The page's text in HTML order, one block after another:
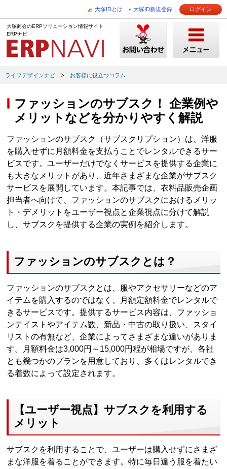
大塚IDとは 大塚ID新規登録 ログイン
大塚商会のERPソリューション情報サイト
ERPナビ
ライフデザインナビ お客様に役立つコラム
ファッションのサブスク！ 企業例や
メリットなどを分かりやすく解説
ファッションのサブスク（サブスクリプション）は、洋服
を購入せずに月額料金を支払うことでレンタルできるサー
ビスです。ユーザーだけでなくサービスを提供する企業に
も大きなメリットがあり、近年さまざまな企業がサブスク
サービスを展開しています。本記事では、衣料品販売企画
担当者へ向けて、ファッションのサブスクにおけるメリッ
ト・デメリットをユーザー視点と企業視点に分けて解説
し、サブスクを提供する企業の実例を紹介します。
ファッションのサブスクとは？
ファッションのサブスクとは、服やアクセサリーなどのア
イテムを購入するのではなく、月額定額料金でレンタルで
きるサービスです。提供するサービス内容は、ファッショ
ンテイストやアイテム数、新品・中古の取り扱い、スタイ
リストの有無など、企業によってさまざまな違いがありま
す。月額料金は3,000円～15,000円程が相場ですが、各社
とも幾つかのプランを用意しており、多くはレンタルでき
る着数によって設定されます。
【ユーザー視点】サブスクを利用する
メリット
サブスクを利用することで、ユーザーは購入せずにさまざ
まな洋服を着ることができます。特に毎日違う服を着たい